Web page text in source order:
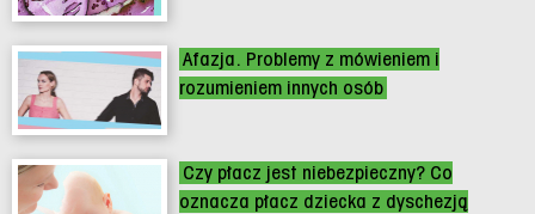
Afazja. Problemy z mówieniem i
rozumieniem innych osób
Czy płacz jest niebezpieczny? Co
oznacza płacz dziecka z dyschezją